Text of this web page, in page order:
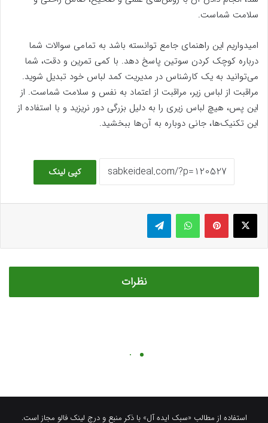
استفاده از مطالب «سبک ایده آل» با ذکر منبع و درج لینک فالو مجاز است.